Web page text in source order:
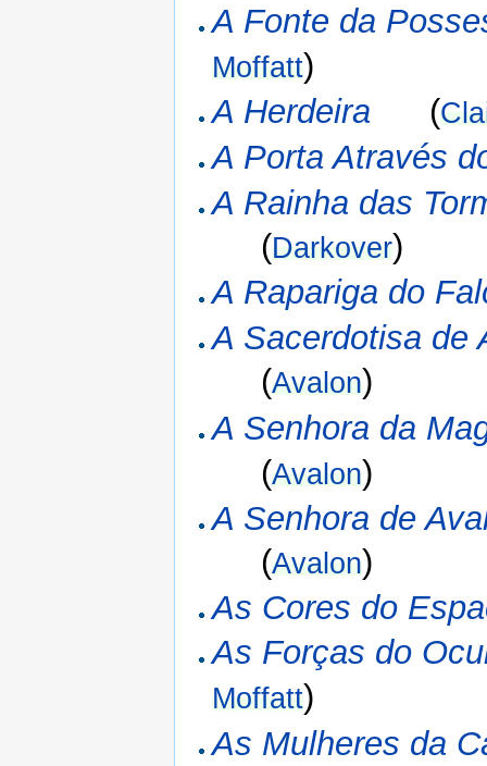
A Fonte da
Moffatt)
A Herdeira (
A Porta Através
A Rainha das
(Darkover)
A Rapariga do
A Sacerdotisa de
(Avalon)
A Senhora da
(Avalon)
A Senhora de
(Avalon)
As Cores do
As Forças do
Moffatt)
As Mulheres da